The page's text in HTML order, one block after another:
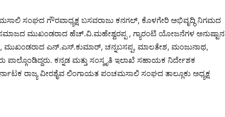
ಸಂಘದ ಗೌರವಾಧ್ಯಕ್ಷ ಬಸವರಾಜು ಕನಗಲ್, ಕೊಳಗೇರಿ ಅಭಿವೃದ್ಧಿ ನಿಗಮದ
ಮುಖಂಡರಾದ ಹೆಚ್.ವಿ.ಮಹೇಶ್ವರಪ್ಪ , ಗ್ಯಾರಂಟಿ ಯೋಜನೆಗಳ ಅನುಷ್ಟಾನ
ಮುಖಂಡರಾದ ಎನ್.ಎಸ್.ಕುಮಾರ್, ಚನ್ನಬಸಪ್ಪ, ಮಾಲತೇಶ, ಮಂಜುನಾಥ,
ಕನ್ನಡ ಮತ್ತು ಸಂಸ್ಕೃತಿ ಇಲಾಖೆ ಸಹಾಯಕ ನಿರ್ದೇಶಕ
ರಾಜ್ಯ ವೀರಶೈವ ಲಿಂಗಾಯತ ಪಂಚಮಸಾಲಿ ಸಂಘದ ತಾಲ್ಲೂಕು ಅಧ್ಯಕ್ಷ